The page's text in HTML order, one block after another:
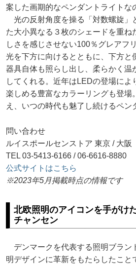
案した画期的なペンダントライトな
光の反射角度を操る「対数螺旋」
た大小異なる３枚のシェードを重ね
しさを感じさせない100％グレアフ
光を下方に向けるとともに、下方と
器具自体も照らし出し、柔らかく温
してくれる。近年はLEDの登場によ
楽しめる豊富なカラーリングも登場
え、いつの時代も魅了し続けるペン
問い合わせ
ルイスポールセンストア 東京 / 大阪
TEL 03-5413-6166 / 06-6616-8880
公式サイトはこちら
※2023年5月掲載時点の情報です
北欧照明のアイコンを手がけ
チャンセン
デンマークを代表する照明ブラン
明デザインに革新をもたらしたこと